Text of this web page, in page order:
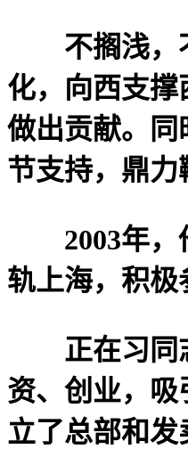
不搁浅，不
化，向西支
做出贡献。同
节支持，鼎力
2003年，他
轨上海，积极
正在习同志
资、创业，
立了总部和